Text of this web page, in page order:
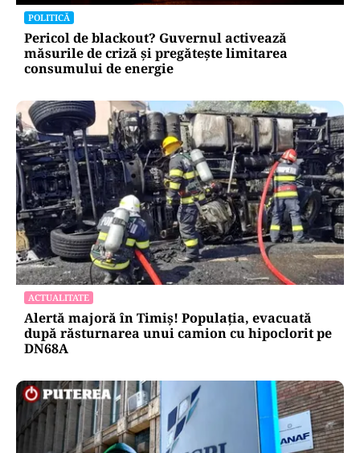
POLITICĂ
Pericol de blackout? Guvernul activează
măsurile de criză și pregătește limitarea
consumului de energie
ACTUALITATE
Alertă majoră în Timiș! Populația, evacuată
după răsturnarea unui camion cu hipoclorit pe
DN68A